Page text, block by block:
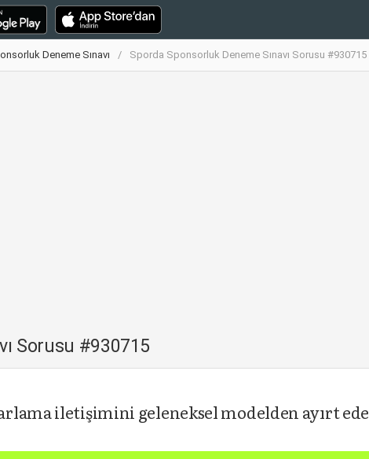
Deneme Sınavı Sporda Sponsorluk Deneme Sınavı Sorusu #930715
Sorusu #930715
iletişimini geleneksel modelden ayırt